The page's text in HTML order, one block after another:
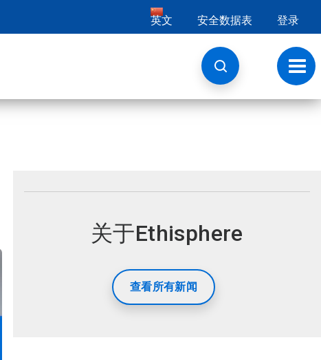
英文 安全数据表 登录
切
换
导
航
关于Ethisphere
查看所有新闻